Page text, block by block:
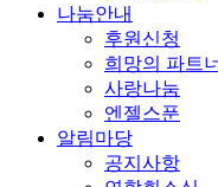
나눔안내
후원신청
희망의 파트너
사랑나눔
엔젤스푼
알림마당
공지사항